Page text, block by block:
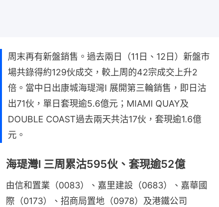
周末再有新盤銷售。過去兩日（11日、12日）新盤市
場共錄得約129伙成交，較上周的42宗成交上升2
倍。當中日出康城海瑅灣I 展開第三輪銷售，即日沽
出71伙，單日套現逾5.6億元；MIAMI QUAY及
DOUBLE COAST過去兩天共沽17伙，套現逾1.6億
元。
海瑅灣I 三周累沽595伙、套現逾52億
由信和置業（0083）、嘉里建設（0683）、嘉華國
際（0173）、招商局置地（0978）及港鐵公司